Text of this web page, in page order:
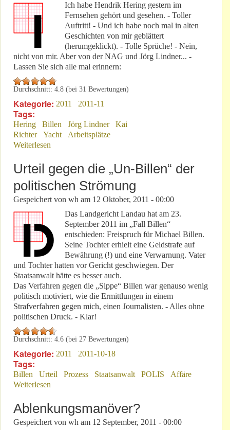
Ich habe Hendrik Hering gestern im
Fernsehen gehört und gesehen. - Toller
Auftritt! - Und ich habe noch mal in alten
Geschichten von mir geblättert
(herumgeklickt). - Tolle Sprüche! - Nein,
nicht von mir. Aber von der NAG und Jörg Lindner... -
Lassen Sie sich alle mal erinnern:
Durchschnitt: 4.8 (bei 31 Bewertungen)
Kategorie: 2011 2011-11
Tags:
Hering Billen Jörg Lindner
Kai
Richter
Yacht
Arbeitsplätze
Weiterlesen
Urteil gegen die „Un-Billen“ der
politischen Strömung
Gespeichert von wh am 12 Oktober, 2011 - 00:00
Das Landgericht Landau hat am 23.
September 2011 im „Fall Billen“
entschieden: Freispruch für Michael Billen.
Seine Tochter erhielt eine Geldstrafe auf
Bewährung (!) und eine Verwarnung. Vater
und Tochter hatten vor Gericht geschwiegen. Der
Staatsanwalt hätte es besser auch.
Das Verfahren gegen die „Sippe“ Billen war genauso wenig
politisch motiviert, wie die Ermittlungen in einem
Strafverfahren gegen mich, einen Journalisten. - Alles ohne
politischen Druck. - Klar!
Durchschnitt: 4.6 (bei 27 Bewertungen)
Kategorie: 2011 2011-10-18
Tags:
Billen Urteil Prozess Staatsanwalt POLIS
Affäre
Weiterlesen
Ablenkungsmanöver?
Gespeichert von wh am 12 September, 2011 - 00:00